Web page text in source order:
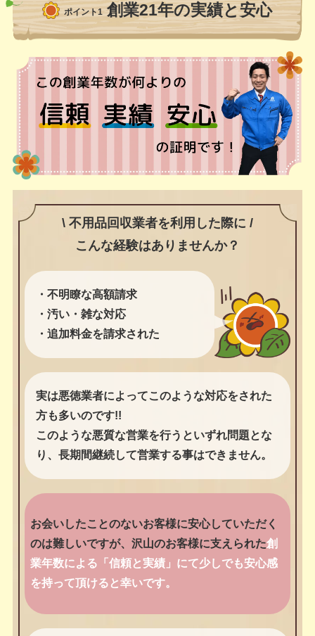
ポイント1 創業21年の実績と安心
\ 不用品回収業者を利用した際に /
こんな経験はありませんか？
・不明瞭な高額請求
・汚い・雑な対応
・追加料金を請求された
実は悪徳業者によってこのような対応をされた
方も多いのです!!
このような悪質な営業を行うといずれ問題とな
り、長期間継続して営業する事はできません。
お会いしたことのないお客様に安心していただく
のは難しいですが、沢山のお客様に支えられた創
業年数による「信頼と実績」にて少しでも安心感
を持って頂けると幸いです。